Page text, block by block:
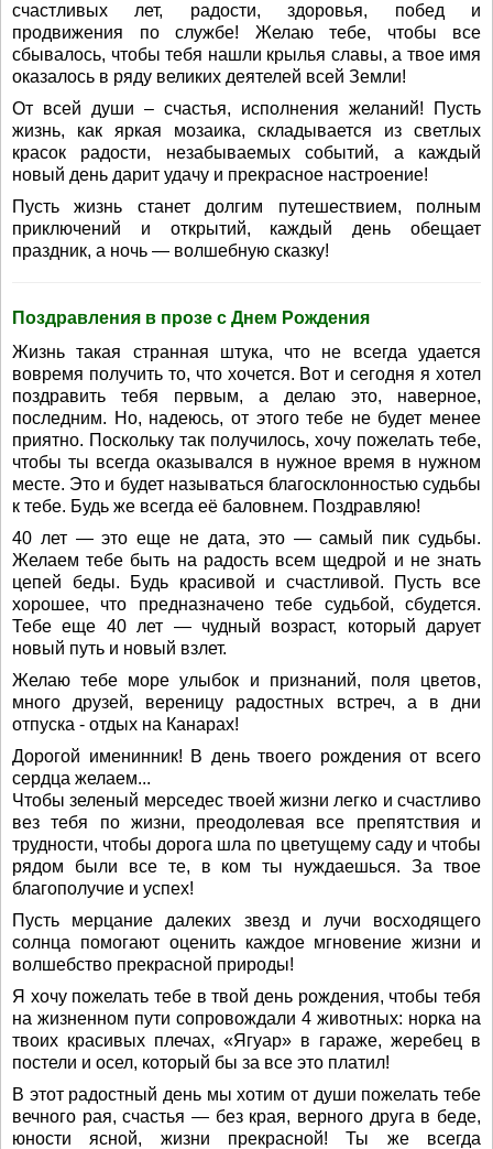
счастливых лет, радости, здоровья, побед и
продвижения по службе! Желаю тебе, чтобы все
сбывалось, чтобы тебя нашли крылья славы, а твое имя
оказалось в ряду великих деятелей всей Земли!
От всей души – счастья, исполнения желаний! Пусть
жизнь, как яркая мозаика, складывается из светлых
красок радости, незабываемых событий, а каждый
новый день дарит удачу и прекрасное настроение!
Пусть жизнь станет долгим путешествием, полным
приключений и открытий, каждый день обещает
праздник, а ночь — волшебную сказку!
Поздравления в прозе с Днем Рождения
Жизнь такая странная штука, что не всегда удается
вовремя получить то, что хочется. Вот и сегодня я хотел
поздравить тебя первым, а делаю это, наверное,
последним. Но, надеюсь, от этого тебе не будет менее
приятно. Поскольку так получилось, хочу пожелать тебе,
чтобы ты всегда оказывался в нужное время в нужном
месте. Это и будет называться благосклонностью судьбы
к тебе. Будь же всегда её баловнем. Поздравляю!
40 лет — это еще не дата, это — самый пик судьбы.
Желаем тебе быть на радость всем щедрой и не знать
цепей беды. Будь красивой и счастливой. Пусть все
хорошее, что предназначено тебе судьбой, сбудется.
Тебе еще 40 лет — чудный возраст, который дарует
новый путь и новый взлет.
Желаю тебе море улыбок и признаний, поля цветов,
много друзей, вереницу радостных встреч, а в дни
отпуска - отдых на Канарах!
Дорогой именинник! В день твоего рождения от всего
сердца желаем...
Чтобы зеленый мерседес твоей жизни легко и счастливо
вез тебя по жизни, преодолевая все препятствия и
трудности, чтобы дорога шла по цветущему саду и чтобы
рядом были все те, в ком ты нуждаешься. За твое
благополучие и успех!
Пусть мерцание далеких звезд и лучи восходящего
солнца помогают оценить каждое мгновение жизни и
волшебство прекрасной природы!
Я хочу пожелать тебе в твой день рождения, чтобы тебя
на жизненном пути сопровождали 4 животных: норка на
твоих красивых плечах, «Ягуар» в гараже, жеребец в
постели и осел, который бы за все это платил!
В этот радостный день мы хотим от души пожелать тебе
вечного рая, счастья — без края, верного друга в беде,
юности ясной, жизни прекрасной! Ты же всегда